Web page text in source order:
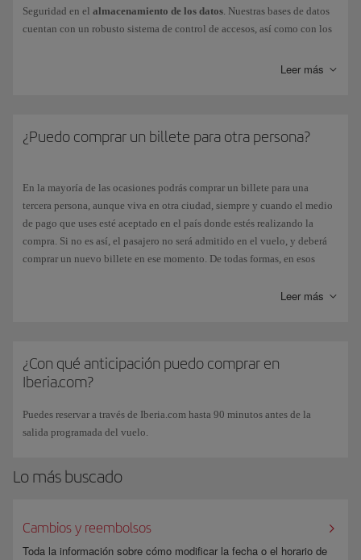
Seguridad en el almacenamiento de los datos. Nuestras bases de datos
cuentan con un robusto sistema de control de accesos, así como con los
de tarjetas de crédito, las contraseñas y las preguntas secretas se
Seguridad en transferencias de la información
. La transferencia de la
tarjeta de crédito por redes de telecomunicaciones se efectúa empleando
entidad acreditada (VERISIGN).
Pago seguro con tarjetas de crédito
. Iberia.com integra mecanismos
autentificación de usuario para las principales tarjetas del mercado. Esta
autentificación garantiza una experiencia de pago que protege al
usuario contra posibles fraudes.
. Además de las medidas
Auditorias de seguridad.
sistema, y para indicar las medidas a implantar, con objeto de prevenirlo
de ataques por parte de usuarios maliciosos.
Leer más
¿Puedo comprar un billete para otra persona?
En la mayoría de las ocasiones podrás comprar un billete para una
tercera persona, aunque viva en otra ciudad, siempre y cuando el medio
de pago que uses esté aceptado en el país donde estés realizando la
compra. Si no es así, el pasajero no será admitido en el vuelo, y deberá
comprar un nuevo billete en ese momento. De todas formas, en esos
Leer más
¿Con qué anticipación puedo comprar en
Iberia.com?
Puedes reservar a través de Iberia.com hasta 90 minutos antes de la
salida programada del vuelo.
Lo más buscado
Cambios y reembolsos
Toda la información sobre cómo modificar la fecha o el horario de